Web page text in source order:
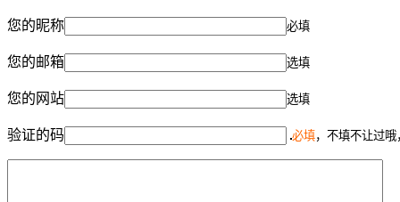
您的昵称 必填
您的邮箱 选填
您的网站 选填
验证的码 必填，不填不让过